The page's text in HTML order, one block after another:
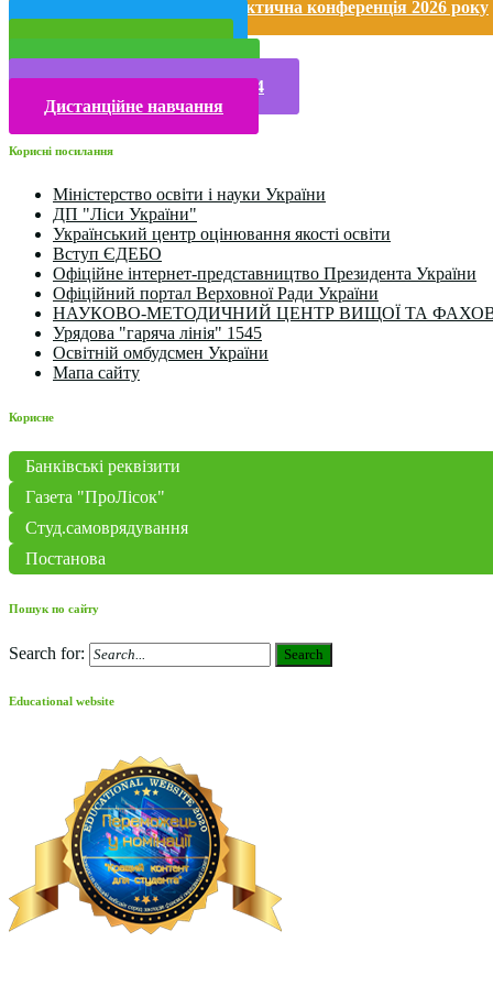
Міжнародна науково-практична конференція 2026 року
Конкурси та олімпіади 2024
Дистанційне навчання
Корисні посилання
Міністерство освіти і науки України
ДП "Ліси України"
Український центр оцінювання якості освіти
Вступ ЄДЕБО
Офіційне інтернет-представництво Президента України
Офіційний портал Верховної Ради України
НАУКОВО-МЕТОДИЧНИЙ ЦЕНТР ВИЩОЇ ТА
Урядова "гаряча лінія" 1545
Освітній омбудсмен України
Мапа сайту
Корисне
Банківські реквізити
Газета "ПроЛісок"
Студ.самоврядування
Постанова
Пошук по сайту
Search for: Search
Educational website